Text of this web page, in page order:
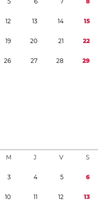
12 13 14 15
19 20 21 22
26 27 28 29
M J V S
3 4 5 6
10 11 12 13